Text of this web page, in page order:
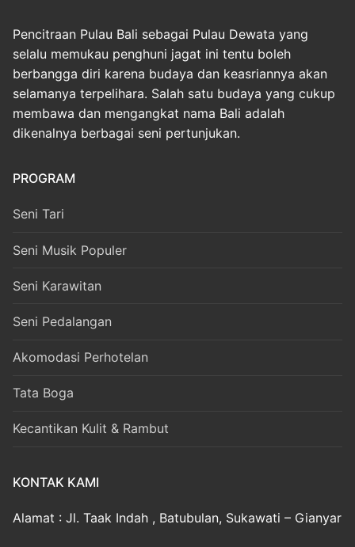
Pencitraan Pulau Bali sebagai Pulau Dewata yang
selalu memukau penghuni jagat ini tentu boleh
berbangga diri karena budaya dan keasriannya akan
selamanya terpelihara. Salah satu budaya yang cukup
membawa dan mengangkat nama Bali adalah
dikenalnya berbagai seni pertunjukan.
PROGRAM
Seni Tari
Seni Musik Populer
Seni Karawitan
Seni Pedalangan
Akomodasi Perhotelan
Tata Boga
Kecantikan Kulit & Rambut
KONTAK KAMI
Alamat : Jl. Taak Indah , Batubulan, Sukawati – Gianyar